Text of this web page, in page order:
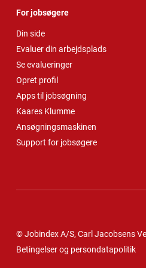
For jobsøgere
Din side
Evaluer din arbejdsplads
Se evalueringer
Opret profil
Apps til jobsøgning
Kaares Klumme
Ansøgningsmaskinen
Support for jobsøgere
© Jobindex A/S, Carl Jacobsens
Betingelser og persondatapolitik